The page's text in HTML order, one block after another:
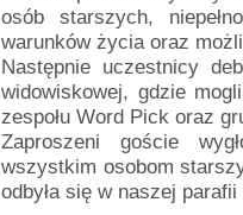
osób starszych,
warunków życia oraz
Następnie uczestnicy
widowiskowej, gdzie
zespołu Word Pick oraz
Zaproszeni goście
wszystkim osobom
odbyła się w naszej